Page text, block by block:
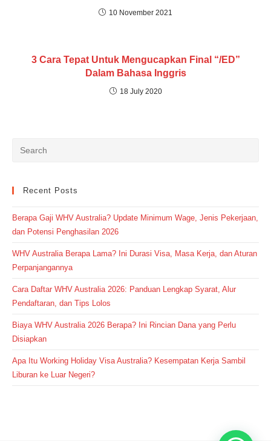
10 November 2021
3 Cara Tepat Untuk Mengucapkan Final “/ED”
Dalam Bahasa Inggris
18 July 2020
Recent Posts
Berapa Gaji WHV Australia? Update Minimum Wage, Jenis Pekerjaan,
dan Potensi Penghasilan 2026
WHV Australia Berapa Lama? Ini Durasi Visa, Masa Kerja, dan Aturan
Perpanjangannya
Cara Daftar WHV Australia 2026: Panduan Lengkap Syarat, Alur
Pendaftaran, dan Tips Lolos
Biaya WHV Australia 2026 Berapa? Ini Rincian Dana yang Perlu
Disiapkan
Apa Itu Working Holiday Visa Australia? Kesempatan Kerja Sambil
Liburan ke Luar Negeri?